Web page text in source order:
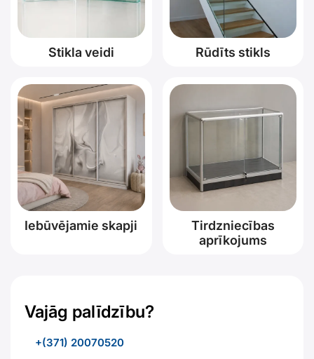
Stikla veidi Rūdīts stikls
Iebūvējamie skapji
Tirdzniecības
aprīkojums
Vajāg palīdzību?
+(371) 20070520